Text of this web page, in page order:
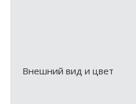
Внешний вид и цвет